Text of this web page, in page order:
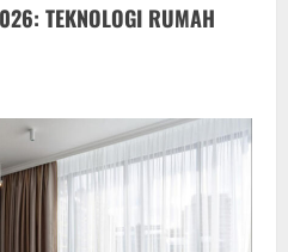
TEKNOLOGI RUMAH